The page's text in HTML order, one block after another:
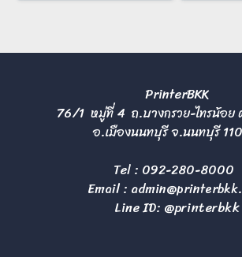
PrinterBKK
76/1 หมู่ที่ 4 ถ.บางกรวย-ไทรน้อย
อ.เมืองนนทบุรี จ.นนทบุรี
Tel : 092-280-8000
Email :
Line ID: @printerbkk